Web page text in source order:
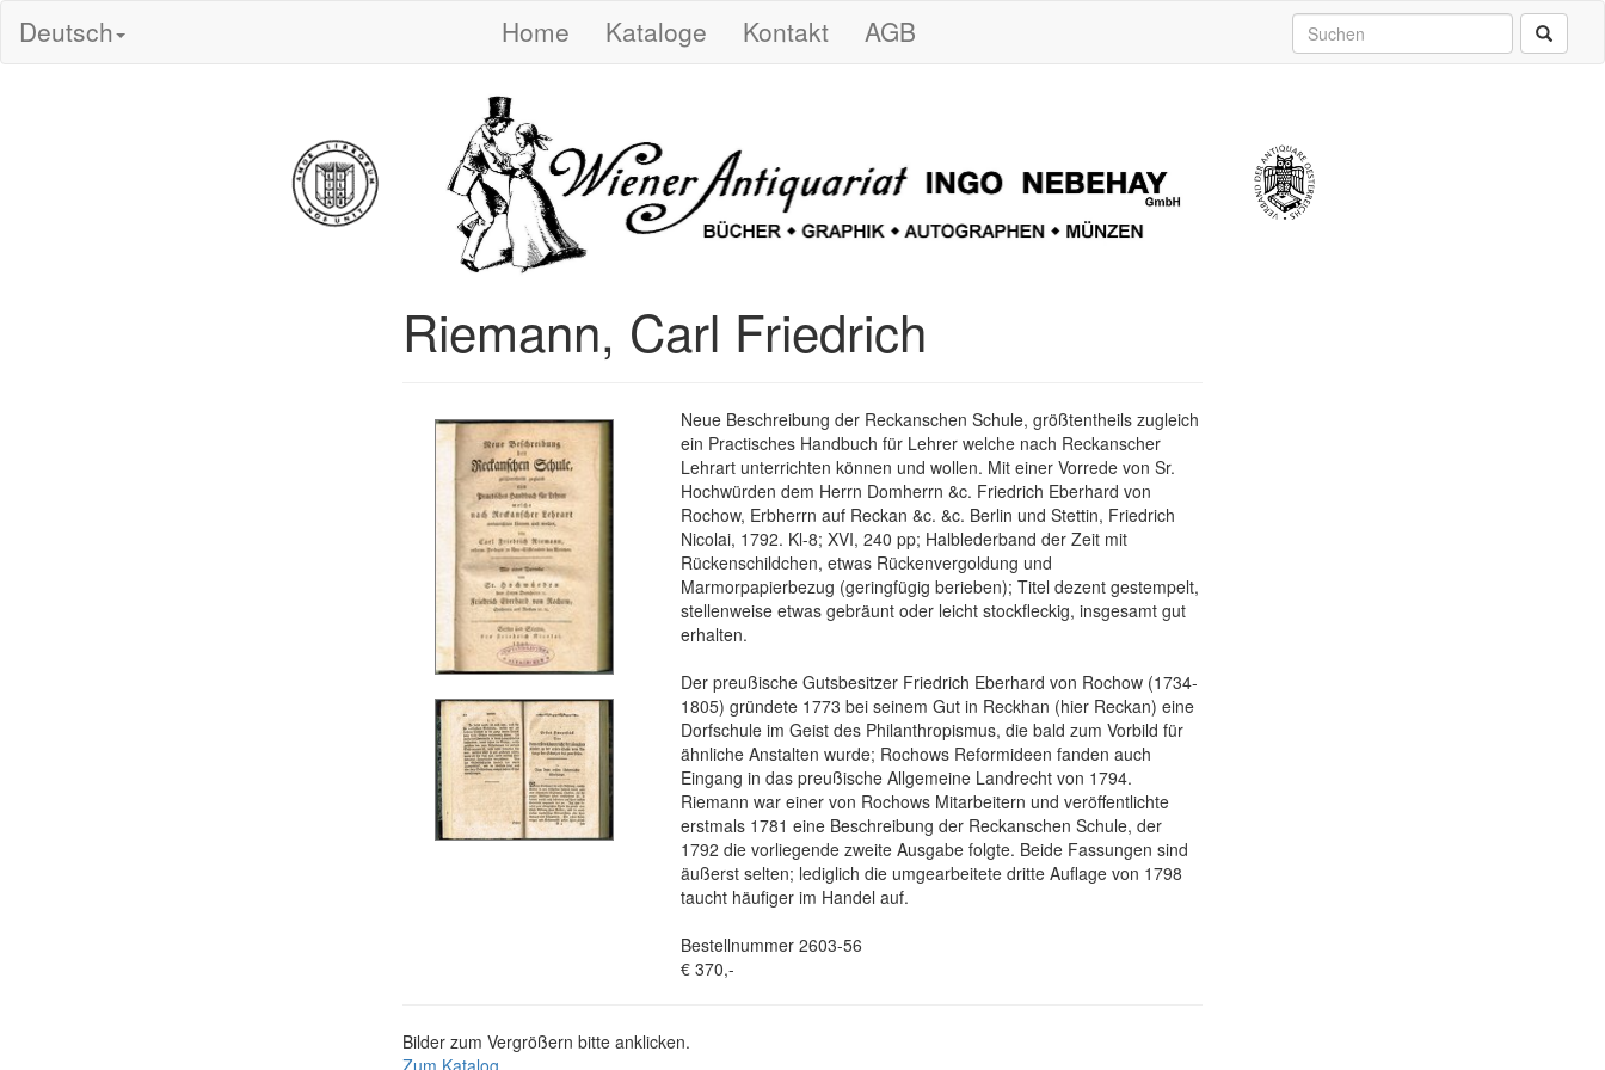
Deutsch Home Kataloge Kontakt AGB
Riemann, Carl Friedrich
Neue Beschreibung der Reckanschen Schule, größtentheils zugleich
ein Practisches Handbuch für Lehrer welche nach Reckanscher
Lehrart unterrichten können und wollen. Mit einer Vorrede von Sr.
Hochwürden dem Herrn Domherrn &c. Friedrich Eberhard von
Rochow, Erbherrn auf Reckan &c. &c. Berlin und Stettin, Friedrich
Nicolai, 1792. Kl-8; XVI, 240 pp; Halblederband der Zeit mit
Rückenschildchen, etwas Rückenvergoldung und
Marmorpapierbezug (geringfügig berieben); Titel dezent gestempelt,
stellenweise etwas gebräunt oder leicht stockfleckig, insgesamt gut
erhalten.
Der preußische Gutsbesitzer Friedrich Eberhard von Rochow (1734-
1805) gründete 1773 bei seinem Gut in Reckhan (hier Reckan) eine
Dorfschule im Geist des Philanthropismus, die bald zum Vorbild für
ähnliche Anstalten wurde; Rochows Reformideen fanden auch
Eingang in das preußische Allgemeine Landrecht von 1794.
Riemann war einer von Rochows Mitarbeitern und veröffentlichte
erstmals 1781 eine Beschreibung der Reckanschen Schule, der
1792 die vorliegende zweite Ausgabe folgte. Beide Fassungen sind
äußerst selten; lediglich die umgearbeitete dritte Auflage von 1798
taucht häufiger im Handel auf.
Bestellnummer 2603-56
€ 370,-
Bilder zum Vergrößern bitte anklicken.
Zum Katalog